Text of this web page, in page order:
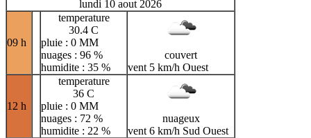
lundi 10 aout 2026
09 h
temperature
30.4 C
pluie : 0 MM
nuages : 96 %
humidite : 35 %
couvert
vent 5 km/h Ouest
12 h
temperature
36 C
pluie : 0 MM
nuages : 72 %
humidite : 22 %
nuageux
vent 6 km/h Sud Ouest